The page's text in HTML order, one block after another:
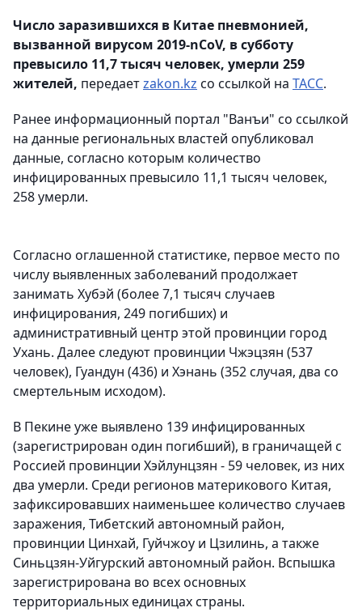
Число заразившихся в Китае пневмонией,
вызванной вирусом 2019-nCoV, в субботу
превысило 11,7 тысяч человек, умерли 259
жителей, передаетzakon.kz со ссылкой на ТАСС.
Ранее информационный портал "Ванъи" со ссылкой
на данные региональных властей опубликовал
данные, согласно которым количество
инфицированных превысило 11,1 тысяч человек,
258 умерли.
Согласно оглашенной статистике, первое место по
числу выявленных заболеваний продолжает
занимать Хубэй (более 7,1 тысяч случаев
инфицирования, 249 погибших) и
административный центр этой провинции город
Ухань. Далее следуют провинции Чжэцзян (537
человек), Гуандун (436) и Хэнань (352 случая, два со
смертельным исходом).
В Пекине уже выявлено 139 инфицированных
(зарегистрирован один погибший), в граничащей с
Россией провинции Хэйлунцзян - 59 человек, из них
два умерли. Среди регионов материкового Китая,
зафиксировавших наименьшее количество случаев
заражения, Тибетский автономный район,
провинции Цинхай, Гуйчжоу и Цзилинь, а также
Синьцзян-Уйгурский автономный район. Вспышка
зарегистрирована во всех основных
территориальных единицах страны.